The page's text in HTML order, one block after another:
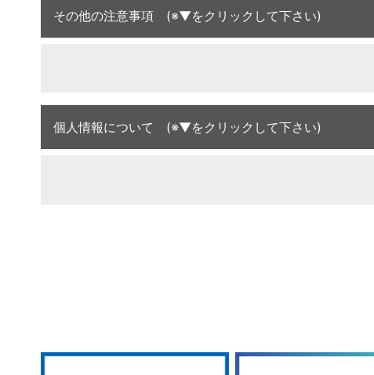
その他の注意事項 (※▼をクリックして下さい)
個人情報について (※▼をクリックして下さい)